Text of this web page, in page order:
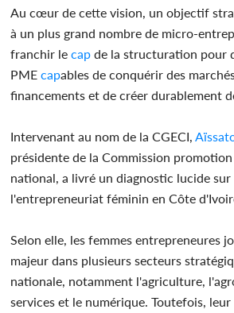
Au cœur de cette vision, un objectif
à un plus grand nombre de micro-
franchir le cap de la structuration pour
PME capables de conquérir des
financements et de créer durablement
Intervenant au nom de la CGECI,
présidente de la Commission
national, a livré un diagnostic lucide
l'entrepreneuriat féminin en Côte
Selon elle, les femmes entrepreneures
majeur dans plusieurs secteurs
nationale, notamment l'agriculture,
services et le numérique. Toutefois,